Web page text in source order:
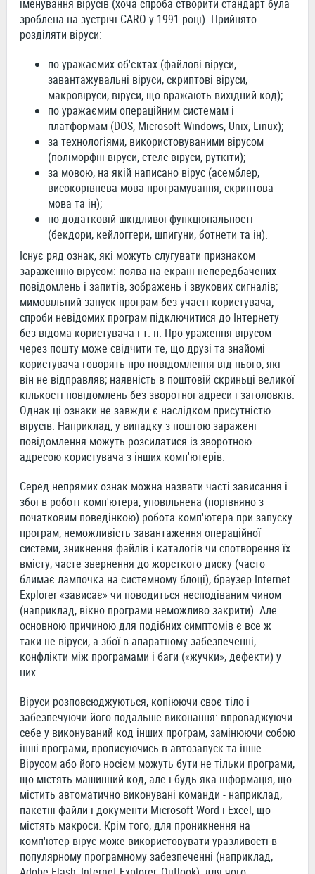
іменування вірусів (хоча спроба створити стандарт була
зроблена на зустрічі CARO у 1991 році). Прийнято
розділяти віруси:
по уражаємих об'єктах (файлові віруси,
завантажувальні віруси, скриптові віруси,
макровіруси, віруси, що вражають вихідний код);
по уражаємим операційним системам і
платформам (DOS, Microsoft Windows, Unix, Linux);
за технологіями, використовуваними вірусом
(поліморфні віруси, стелс-віруси, руткіти);
за мовою, на якій написано вірус (асемблер,
високорівнева мова програмування, скриптова
мова та ін);
по додатковій шкідливої ​​функціональності
(бекдори, кейлоггери, шпигуни, ботнети та ін).
Існує ряд ознак, які можуть слугувати признаком
зараженню вірусом: поява на екрані непередбачених
повідомлень і запитів, зображень і звукових сигналів;
мимовільний запуск програм без участі користувача;
спроби невідомих програм підключитися до Інтернету
без відома користувача і т. п. Про ураження вірусом
через пошту може свідчити те, що друзі та знайомі
користувача говорять про повідомлення від нього, які
він не відправляв; наявність в поштовій скриньці великої
кількості повідомлень без зворотної адреси і заголовків.
Однак ці ознаки не завжди є наслідком присутністю
вірусів. Наприклад, у випадку з поштою заражені
повідомлення можуть розсилатися із зворотною
адресою користувача з інших комп'ютерів.
Серед непрямих ознак можна назвати часті зависання і
збої в роботі комп'ютера, уповільнена (порівняно з
початковим поведінкою) робота комп'ютера при запуску
програм, неможливість завантаження операційної
системи, зникнення файлів і каталогів чи спотворення їх
вмісту, часте звернення до жорсткого диску (часто
блимає лампочка на системному блоці), браузер Internet
Explorer «зависає» чи поводиться несподіваним чином
(наприклад, вікно програми неможливо закрити). Але
основною причиною для подібних симптомів є все ж
таки не віруси, а збої в апаратному забезпеченні,
конфлікти між програмами і баги («жучки», дефекти) у
них.
Віруси розповсюджуються, копіюючи своє тіло і
забезпечуючи його подальше виконання: впроваджуючи
себе у виконуваний код інших програм, замінюючи собою
інші програми, прописуючись в автозапуск та інше.
Вірусом або його носієм можуть бути не тільки програми,
що містять машинний код, але і будь-яка інформація, що
містить автоматично виконувані команди - наприклад,
пакетні файли і документи Microsoft Word і Excel, що
містять макроси. Крім того, для проникнення на
комп'ютер вірус може використовувати уразливості в
популярному програмному забезпеченні (наприклад,